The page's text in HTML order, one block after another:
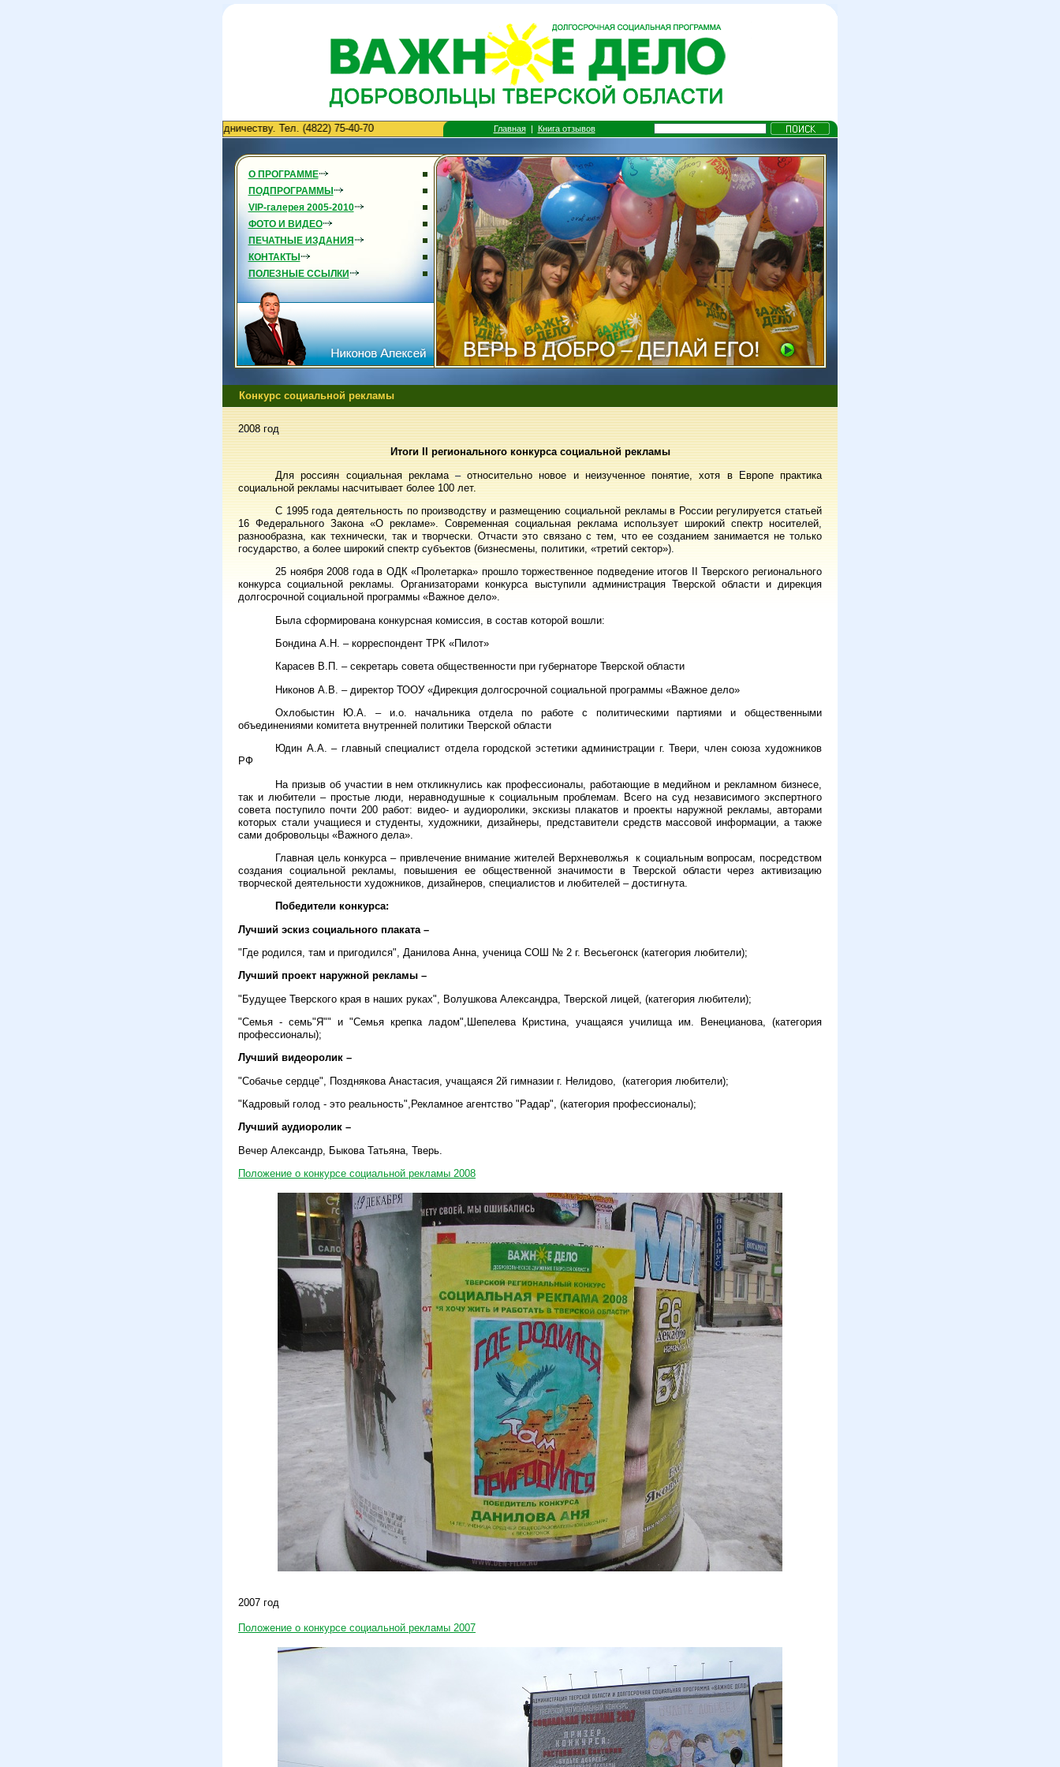
Приглашаем к сотрудничеству. Тел. (4822) 75-40-70 Главная| Книга отзывов
О ПРОГРАММЕ
ПОДПРОГРАММЫ
VIP-галерея 2005-2010
ФОТО И ВИДЕО
ПЕЧАТНЫЕ ИЗДАНИЯ
КОНТАКТЫ
ПОЛЕЗНЫЕ ССЫЛКИ
Конкурс социальной рекламы
2008 год
ИтогиIIрегионального конкурса социальной рекламы
Для россиян социальная реклама – относительно новое и неизученное понятие, хотя в Европе практика
социальной рекламы насчитывает более 100 лет.
С 1995 года деятельность по производству и размещению социальной рекламы в России регулируется статьей
16 Федерального Закона «О рекламе». Современная социальная реклама использует широкий спектр носителей,
разнообразна, как технически, так и творчески. Отчасти это связано с тем, что ее созданием занимается не только
государство, а более широкий спектр субъектов (бизнесмены, политики, «третий сектор»).
25 ноября 2008 года в ОДК «Пролетарка» прошло торжественное подведение итоговIIТверского регионального
конкурса социальной рекламы. Организаторами конкурса выступили администрация Тверской области и дирекция
долгосрочной социальной программы «Важное дело».
Была сформирована конкурсная комиссия, в состав которой вошли:
Бондина А.Н. – корреспондент ТРК «Пилот»
Карасев В.П. – секретарь совета общественности при губернаторе Тверской области
Никонов А.В. – директор ТООУ «Дирекция долгосрочной социальной программы «Важное дело»
Охлобыстин Ю.А. – и.о. начальника отдела по работе с политическими партиями и общественными
объединениями комитета внутренней политики Тверской области
Юдин А.А. – главный специалист отдела городской эстетики администрации г. Твери, член союза художников
РФ
На призыв об участии в нем откликнулись как профессионалы, работающие в медийном и рекламном бизнесе,
так и любители – простые люди, неравнодушные к социальным проблемам. Всего на суд независимого экспертного
совета поступило почти 200 работ: видео- и аудиоролики, экскизы плакатов и проекты наружной рекламы, авторами
которых стали учащиеся и студенты, художники, дизайнеры, представители средств массовой информации, а также
сами добровольцы «Важного дела».
Главная цель конкурса – привлечение внимание жителей Верхневолжья к социальным вопросам, посредством
создания социальной рекламы, повышения ее общественной значимости в Тверской области через активизацию
творческой деятельности художников, дизайнеров, специалистов и любителей – достигнута.
Победители конкурса:
Лучший эскиз социального плаката –
"Где родился, там и пригодился", Данилова Анна, ученица СОШ № 2 г. Весьегонск (категория любители);
Лучший проект наружной рекламы –
"Будущее Тверского края в наших руках", Волушкова Александра, Тверской лицей, (категория любители);
"Семья - семь"Я"" и "Семья крепка ладом",Шепелева Кристина, учащаяся училища им. Венецианова, (категория
профессионалы);
Лучший видеоролик –
"Собачье сердце", Позднякова Анастасия, учащаяся 2й гимназии г. Нелидово, (категория любители);
"Кадровый голод - это реальность",Рекламное агентство "Радар", (категория профессионалы);
Лучший аудиоролик –
Вечер Александр, Быкова Татьяна, Тверь.
Положение о конкурсе социальной рекламы 2008
2007 год
Положение о конкурсе социальной рекламы 2007